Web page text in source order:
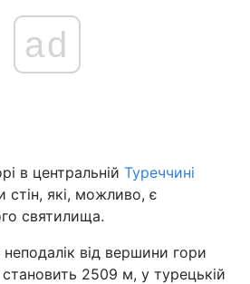
ad
в центральній Туреччині
стін, які, можливо, є
святилища.
від вершини гори
2509 м, у турецькій